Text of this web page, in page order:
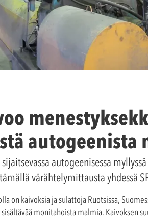
autogeenista
sijaitsevassa autogeenisessa
värähtelymittausta yhdessä
on kaivoksia ja sulattoja Ruotsissa,
monitahoista malmia.